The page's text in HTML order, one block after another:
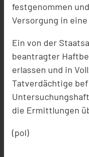
festgenommen
Versorgung in
Ein von der
beantragter
erlassen und in
Tatverdächtige
die Ermittlungen
(pol)